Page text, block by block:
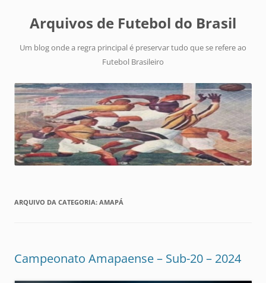
Arquivos de Futebol do Brasil
Um blog onde a regra principal é preservar tudo que se refere ao
Futebol Brasileiro
ARQUIVO DA CATEGORIA: AMAPÁ
Campeonato Amapaense – Sub-20 – 2024